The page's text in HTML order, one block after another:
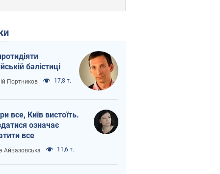
балістиці
Портников 17,8 т.
все, Київ вистоїть.
означає
все
Айвазовська 11,6 т.